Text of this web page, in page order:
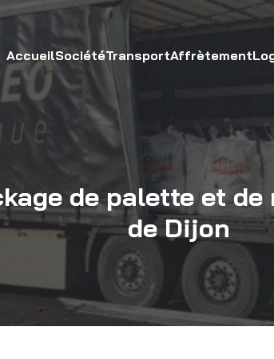
AccueilSociétéTransportAffrètement
de palette et de
de Dijon